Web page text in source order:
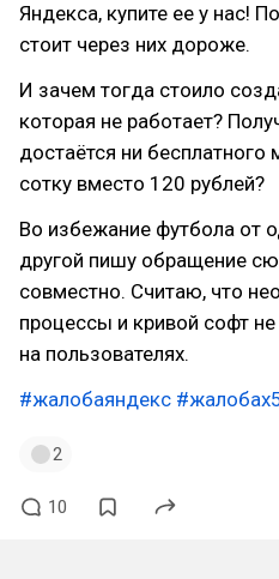
Яндекса, купите ее у нас!
стоит через них дороже.
И зачем тогда стоило
которая не работает?
достаётся ни бесплатного
сотку вместо 120 рублей?
Во избежание футбола от
другой пишу обращение
совместно. Считаю, что
процессы и кривой софт
на пользователях.
#жалобаяндекс
2
10